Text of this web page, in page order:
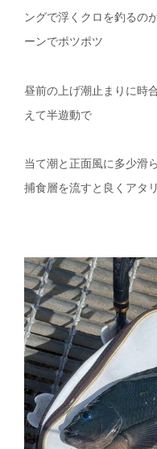
ングで浮くクロを釣るの
ーンでポツポツ
昼前の上げ潮止まりに時
えて半遊動で
当て潮と正面風に多少滑
捕食層を流すと良くアタ